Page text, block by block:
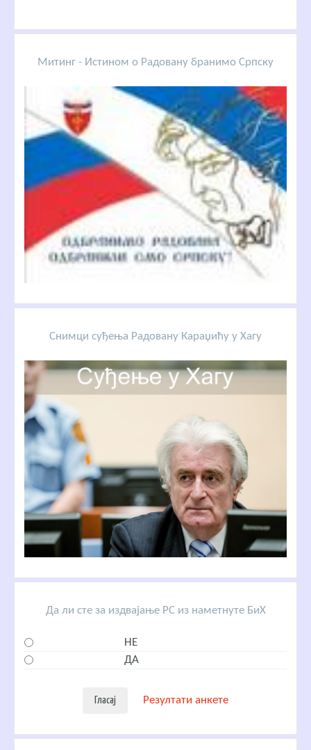
Митинг - Истином о Радовану бранимо Српску
Снимци суђења Радовану Караџићу у Хагу
Да ли сте за издвајање РС из наметнуте БиХ
НЕ
ДА
Резултати анкете